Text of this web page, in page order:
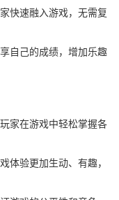
快速融入游戏，无需复
自己的成绩，增加乐趣
家在游戏中轻松掌握各
体验更加生动、有趣，